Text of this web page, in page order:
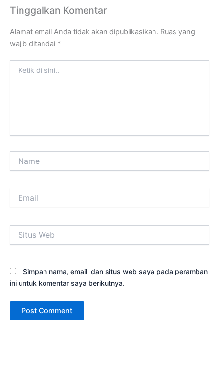
Tinggalkan Komentar
Alamat email Anda tidak akan dipublikasikan. Ruas yang
wajib ditandai *
Web
Simpan nama, email, dan situs web saya pada peramban
ini untuk komentar saya berikutnya.